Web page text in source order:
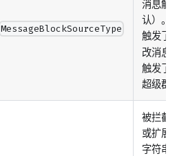
MessageBlockSourceType
消息触
认）。
触发了
改消息
触发了
超级群
被拦截
或扩展
字符串